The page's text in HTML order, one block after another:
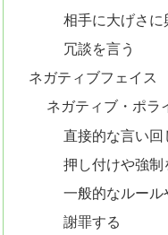
相手に大げさに
冗談を言う
ネガティブフェイス
ネガティブ・ポラ
直接的な言い回
押し付けや強制
一般的なルー
謝罪する